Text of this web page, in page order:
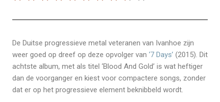
De Duitse progressieve metal veteranen van Ivanhoe zijn
weer goed op dreef op deze opvolger van ‘7 Days’ (2015). Dit
achtste album, met als titel ‘Blood And Gold’ is wat heftiger
dan de voorganger en kiest voor compactere songs, zonder
dat er op het progressieve element beknibbeld wordt.